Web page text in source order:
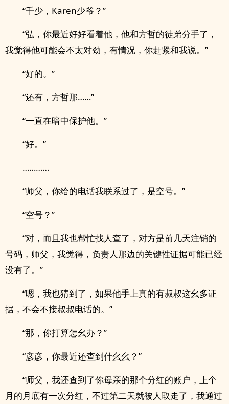
“千少，Karen少爷？”
“弘，你最近好好看着他，他和方哲的徒弟分手了，
我觉得他可能会不太对劲，有情况，你赶紧和我说。”
“好的。”
“还有，方哲那……”
“一直在暗中保护他。”
“好。”
…………
“师父，你给的电话我联系过了，是空号。”
“空号？”
“对，而且我也帮忙找人查了，对方是前几天注销的
号码，师父，我觉得，负责人那边的关键性证据可能已经
没有了。”
“嗯，我也猜到了，如果他手上真的有叔叔这幺多证
据，不会不接叔叔电话的。”
“那，你打算怎幺办？”
“彦彦，你最近还查到什幺幺？”
“师父，我还查到了你母亲的那个分红的账户，上个
月的月底有一次分红，不过第二天就被人取走了，我通过